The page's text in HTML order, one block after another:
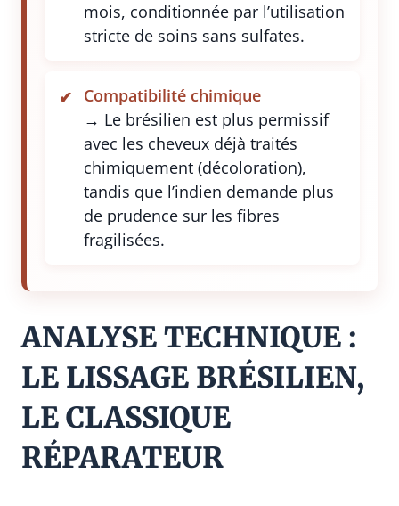
mois, conditionnée par l’utilisation
stricte de soins sans sulfates.
Compatibilité chimique
→ Le brésilien est plus permissif
avec les cheveux déjà traités
chimiquement (décoloration),
tandis que l’indien demande plus
de prudence sur les fibres
fragilisées.
ANALYSE TECHNIQUE :
LE LISSAGE BRÉSILIEN,
LE CLASSIQUE
RÉPARATEUR